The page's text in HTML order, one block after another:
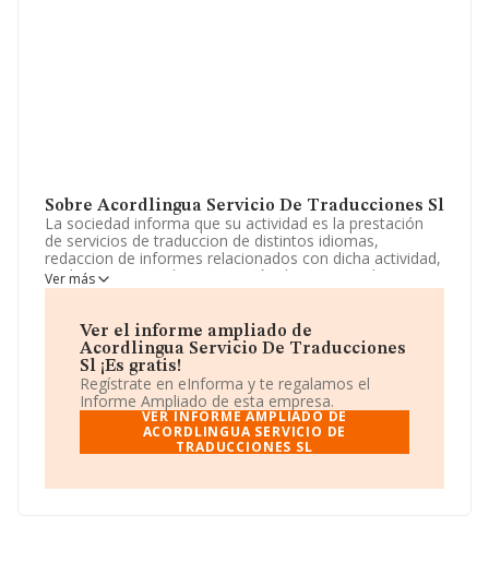
Sobre Acordlingua Servicio De Traducciones Sl
La sociedad informa que su actividad es la prestación
de servicios de traduccion de distintos idiomas,
redaccion de informes relacionados con dicha actividad,
traducciones juradas, prestación de servicios de
traduccion simultanea a entidad públicas y privadas. La
actividad de referencia CNAE corresponde a 'Actividades
de traducción e interpretación', cuyo Código es 7430. La
empresa no tiene actividad en mercados exteriores.
En el último año el número de empleados ha
permanecido igual y teniendo en cuenta la información
disponible en INFORMA, ha dispuesto de un número de
empleados por debajo de la media de sector.
Su teléfono es 937957990.
Ver más
Ver el informe ampliado de
Acordlingua Servicio De Traducciones
Sl ¡Es gratis!
Regístrate en eInforma y te regalamos el
Informe Ampliado de esta empresa.
VER INFORME AMPLIADO DE
ACORDLINGUA SERVICIO DE
TRADUCCIONES SL